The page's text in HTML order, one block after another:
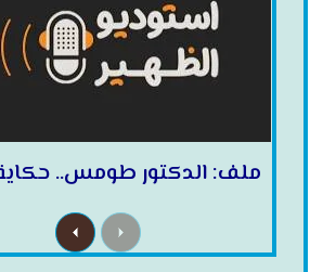
ملف: الدكتور طومس..
P
r
N
e